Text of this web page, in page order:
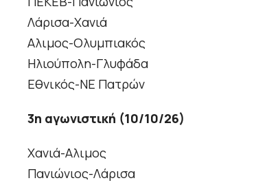
Λάρισα-Χανιά
Αλιμος-Ολυμπιακός
Ηλιούπολη-Γλυφάδα
Εθνικός-ΝΕ Πατρών
3η αγωνιστική (10/10/26)
Χανιά-Αλιμος
Πανιώνιος-Λάρισα